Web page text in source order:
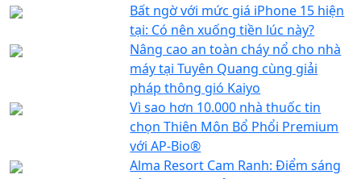
Bất ngờ với mức giá iPhone 15 hiện
tại: Có nên xuống tiền lúc này?
Nâng cao an toàn cháy nổ cho nhà
máy tại Tuyên Quang cùng giải
pháp thông gió Kaiyo
Vì sao hơn 10.000 nhà thuốc tin
chọn Thiên Môn Bổ Phổi Premium
với AP-Bio®
Alma Resort Cam Ranh: Điểm sáng